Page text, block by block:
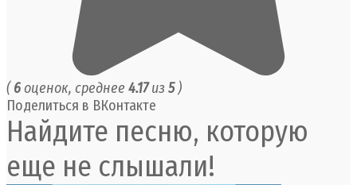
(6 оценок, среднее 4.17из 5)
Поделиться в ВКонтакте
Найдите песню, которую
еще не слышали!